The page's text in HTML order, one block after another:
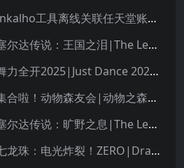
Linkalho工具离线关联任天堂账户教程
塞尔达传说：王国之泪|The Legend of Zelda: Tears of the Kingdom中文
舞力全开2025|Just Dance 2025中文
集合啦！动物森友会|动物之森|Animal Crossing: New Horizons中文
塞尔达传说：旷野之息|The Legend of Zelda: Breath of the Wild中文
七龙珠：电光炸裂！ZERO|Dragon Ball: Sparking! Zero中文